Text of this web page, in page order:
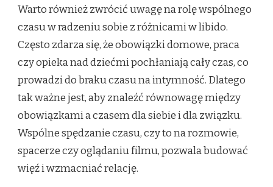
Warto również zwrócić uwagę na rolę wspólnego
czasu w radzeniu sobie z różnicami w libido.
Często zdarza się, że obowiązki domowe, praca
czy opieka nad dziećmi pochłaniają cały czas, co
prowadzi do braku czasu na intymność. Dlatego
tak ważne jest, aby znaleźć równowagę między
obowiązkami a czasem dla siebie i dla związku.
Wspólne spędzanie czasu, czy to na rozmowie,
spacerze czy oglądaniu filmu, pozwala budować
więź i wzmacniać relację.